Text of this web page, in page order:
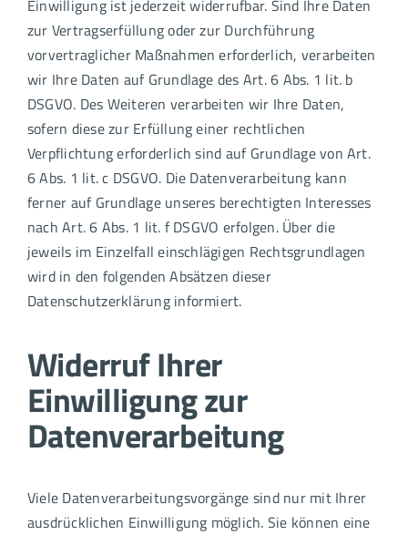
Einwilligung ist jederzeit widerrufbar. Sind Ihre Daten
zur Vertragserfüllung oder zur Durchführung
vorvertraglicher Maßnahmen erforderlich, verarbeiten
wir Ihre Daten auf Grundlage des Art. 6 Abs. 1 lit. b
DSGVO. Des Weiteren verarbeiten wir Ihre Daten,
sofern diese zur Erfüllung einer rechtlichen
Verpflichtung erforderlich sind auf Grundlage von Art.
6 Abs. 1 lit. c DSGVO. Die Datenverarbeitung kann
ferner auf Grundlage unseres berechtigten Interesses
nach Art. 6 Abs. 1 lit. f DSGVO erfolgen. Über die
jeweils im Einzelfall einschlägigen Rechtsgrundlagen
wird in den folgenden Absätzen dieser
Datenschutzerklärung informiert.
Widerruf Ihrer
Einwilligung zur
Datenverarbeitung
Viele Datenverarbeitungsvorgänge sind nur mit Ihrer
ausdrücklichen Einwilligung möglich. Sie können eine